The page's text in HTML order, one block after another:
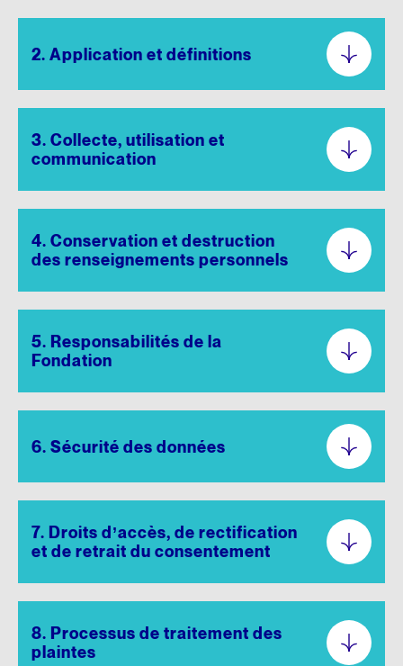
Le prix Jean-Éthier-Blais
EXPOSITIONS
De Gaulle et le Québec
2. Application et définitions
3. Collecte, utilisation et
communication
4. Conservation et destruction
des renseignements personnels
5. Responsabilités de la
Fondation
6. Sécurité des données
7. Droits d’accès, de rectification
et de retrait du consentement
8. Processus de traitement des
plaintes